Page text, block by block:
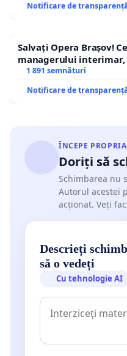
Notificare de
Salvați Opera Brașov!
managerului interimar,
1 891 semnături
Notificare de
ÎNCEPE
Doriți să
Schimbarea nu
Autorul acestei
acționat. Veți
Descrieți
să o vedeți
Cu tehnologie AI